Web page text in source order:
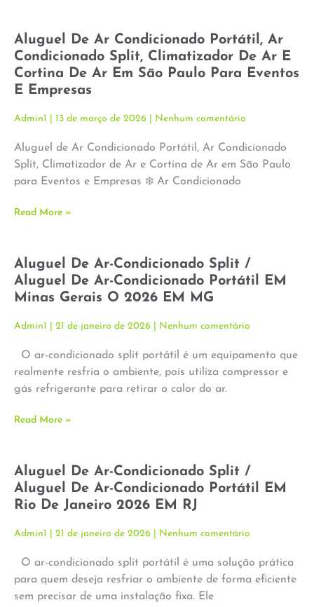
Aluguel De Ar Condicionado Portátil, Ar
Condicionado Split, Climatizador De Ar E
Cortina De Ar Em São Paulo Para Eventos
E Empresas
Admin1 13 de março de 2026 Nenhum comentário
Aluguel de Ar Condicionado Portátil, Ar Condicionado
Split, Climatizador de Ar e Cortina de Ar em São Paulo
para Eventos e Empresas ❄️ Ar Condicionado
Read More »
Aluguel De Ar-Condicionado Split /
Aluguel De Ar-Condicionado Portátil EM
Minas Gerais O 2026 EM MG
Admin1 21 de janeiro de 2026 Nenhum comentário
O ar-condicionado split portátil é um equipamento que
realmente resfria o ambiente, pois utiliza compressor e
gás refrigerante para retirar o calor do ar.
Read More »
Aluguel De Ar-Condicionado Split /
Aluguel De Ar-Condicionado Portátil EM
Rio De Janeiro 2026 EM RJ
Admin1 21 de janeiro de 2026 Nenhum comentário
O ar-condicionado split portátil é uma solução prática
para quem deseja resfriar o ambiente de forma eficiente
sem precisar de uma instalação fixa. Ele